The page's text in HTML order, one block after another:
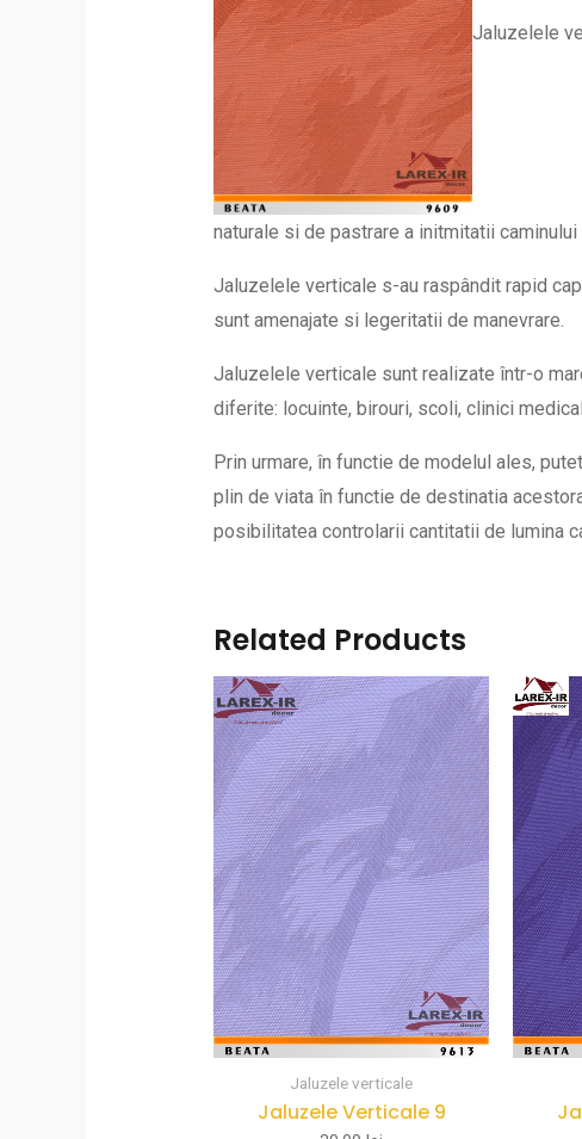
Jaluzelele
naturale si de pastrare a initmitatii
Jaluzelele verticale s-au raspândit rapid
sunt amenajate si legeritatii de manevrare.
Jaluzelele verticale sunt realizate într-o
diferite: locuinte, birouri, scoli, clinici
Prin urmare, în functie de modelul ales,
plin de viata în functie de destinatia
posibilitatea controlarii cantitatii de lumina
Related Products
Jaluzele verticale
Jaluzele Verticale 9